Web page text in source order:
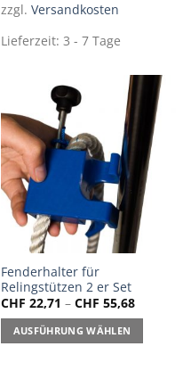
zzgl. Versandkosten
Lieferzeit: 3 - 7 Tage
Fenderhalter für
Relingstützen 2 er Set
CHF 22,71 – CHF 55,68
AUSFÜHRUNG WÄHLEN
Dieses
Produkt
weist
mehrere
Varianten